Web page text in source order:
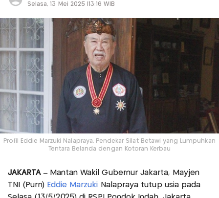
Selasa, 13 Mei 2025 |13:16 WIB
Profil Eddie Marzuki Nalapraya, Pendekar Silat Betawi yang Lumpuhkan
Tentara Belanda dengan Kotoran Kerbau
JAKARTA –Mantan Wakil Gubernur Jakarta, Mayjen
TNI (Purn)Eddie Marzuki Nalapraya tutup usia pada